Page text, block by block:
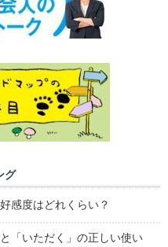
グ
感度はどれくらい？
「いただく」の正しい使い